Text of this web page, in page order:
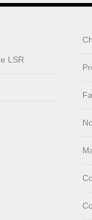
LSR